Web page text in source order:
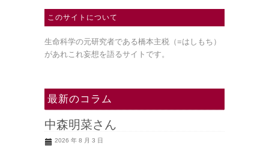
このサイトについて
生命科学の元研究者である橋本主税（=はしもち）
があれこれ妄想を語るサイトです。
最新のコラム
中森明菜さん
2026 年 8 月 3 日